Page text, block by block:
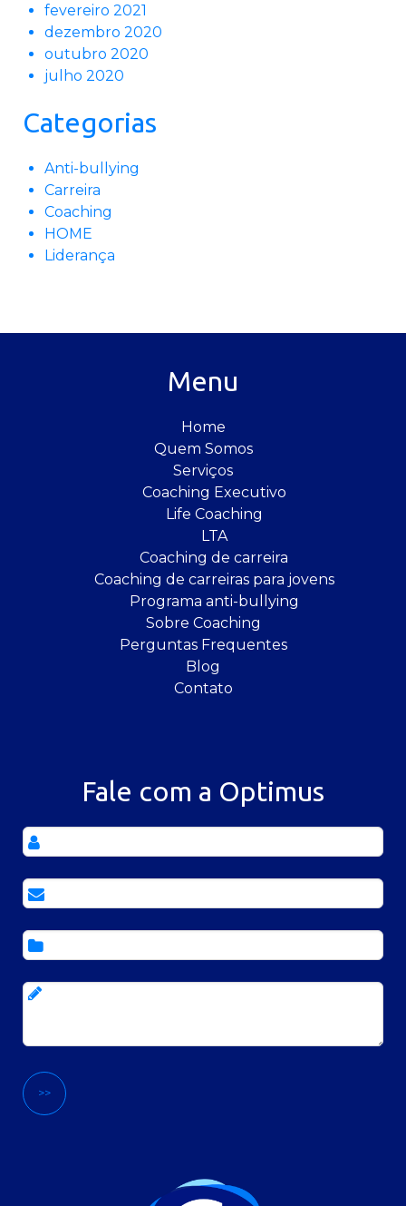
fevereiro 2021
dezembro 2020
outubro 2020
julho 2020
Categorias
Anti-bullying
Carreira
Coaching
HOME
Liderança
Menu
Home
Quem Somos
Serviços
Coaching Executivo
Life Coaching
LTA
Coaching de carreira
Coaching de carreiras para jovens
Programa anti-bullying
Sobre Coaching
Perguntas Frequentes
Blog
Contato
Fale com a Optimus